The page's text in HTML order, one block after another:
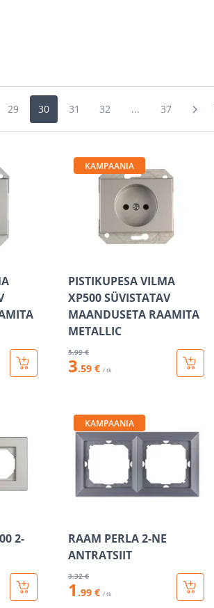
29 30 31 32 ... 37
KAMPAANIA
PISTIKUPESA VILMA
XP500 SÜVISTATAV
MAANDUSETA RAAMITA
METALLIC
5.99 €
3.59 € / tk
2-
KAMPAANIA
RAAM PERLA 2-NE
ANTRATSIIT
3.32 €
1 .99 € / tk